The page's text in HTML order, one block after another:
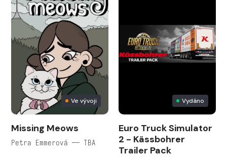
Ve vývoji
Missing Meows
Petra Emmerová — TBA
Vydáno
Euro Truck Simulator
2 - Kässbohrer
Trailer Pack